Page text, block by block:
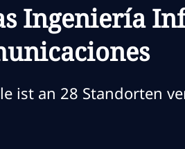
Ingeniería
ist an 28 Standorten